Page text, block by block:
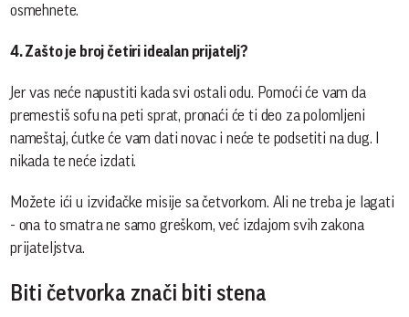
osmehnete.
4. Zašto je broj četiri idealan prijatelj?
Jer vas neće napustiti kada svi ostali odu. Pomoći će vam da
premestiš sofu na peti sprat, pronaći će ti deo za polomljeni
nameštaj, ćutke će vam dati novac i neće te podsetiti na dug. I
nikada te neće izdati.
Možete ići u izviđačke misije sa četvorkom. Ali ne treba je lagati
- ona to smatra ne samo greškom, već izdajom svih zakona
prijateljstva.
Biti četvorka znači biti stena